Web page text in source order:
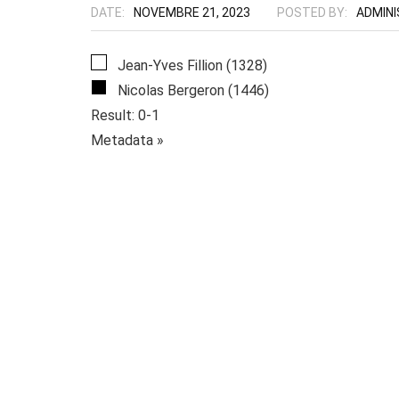
DATE: NOVEMBRE 21, 2023 POSTED BY:
Jean-Yves Fillion (1328)
Nicolas Bergeron (1446)
Result: 0-1
Metadata »